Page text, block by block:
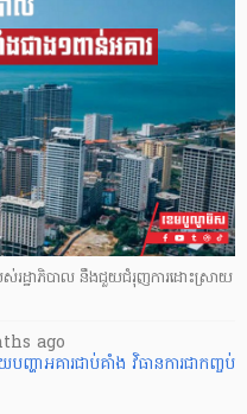
បស់រដ្ឋាភិបាល នឹងជួយជំរុញការដោះសា្រយ
ago
ញ្ហាអគារជាប់គាំង វិធានការជាកញ្ចប់